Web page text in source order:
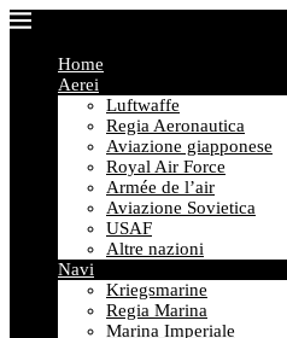
Home
Aerei
Luftwaffe
Regia Aeronautica
Aviazione giapponese
Royal Air Force
Armée de l’air
Aviazione Sovietica
USAF
Altre nazioni
Navi
Kriegsmarine
Regia Marina
Marina Imperiale